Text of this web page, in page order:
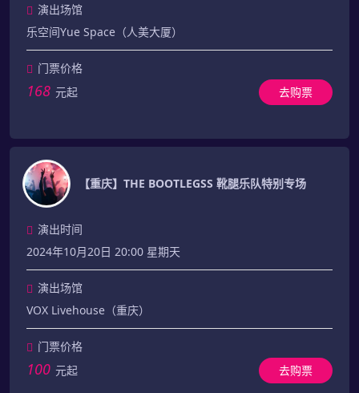
演出场馆
乐空间Yue Space（人美大厦）
门票价格
168 元起 去购票
【重庆】THE BOOTLEGSS 靴腿乐队特别专场
演出时间
2024年10月20日 20:00 星期天
演出场馆
VOX Livehouse（重庆）
门票价格
100 元起 去购票